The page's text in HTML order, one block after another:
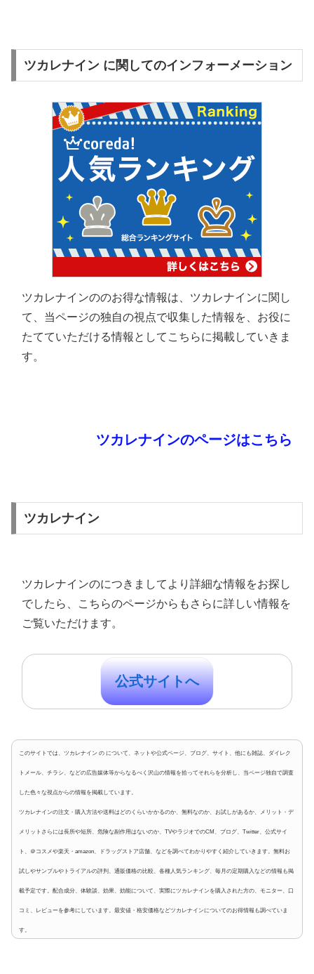
ツカレナイン に関してのインフォーメーション
ツカレナインののお得な情報は、ツカレナインに関し
て、当ページの独自の視点で収集した情報を、お役に
たてていただける情報としてこちらに掲載していきま
す。
ツカレナインのページはこちら
ツカレナイン
ツカレナインのにつきましてより詳細な情報をお探し
でしたら、こちらのページからもさらに詳しい情報を
ご覧いただけます。
公式サイトへ
このサイトでは、ツカレナイン の について、ネットや公式ページ、ブログ、サイト、他にも雑誌、ダイレク
トメール、チラシ、などの広告媒体等からなるべく沢山の情報を拾ってそれらを分析し、当ページ独自で調査
した色々な視点からの情報を掲載しています。
ツカレナインの注文・購入方法や送料はどのくらいかかるのか、無料なのか、お試しがあるか、メリット・デ
メリットさらには長所や短所、危険な副作用はないのか、TVやラジオでのCM、ブログ、Twitter、公式サイ
ト、＠コスメや楽天・amazon、ドラッグストア店舗、などを調べてわかりやすく紹介していきます。無料お
試しやサンプルやトライアルの評判、通販価格の比較、各種人気ランキング、毎月の定期購入などの情報も掲
載予定です。配合成分、体験談、効果、効能について、実際にツカレナインを購入された方の、モニター、口
コミ、レビューを参考にしています。最安値・格安価格などツカレナインについてのお得情報も調べていま
す。